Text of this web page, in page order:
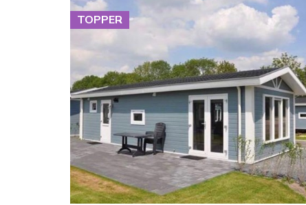
TOPPER